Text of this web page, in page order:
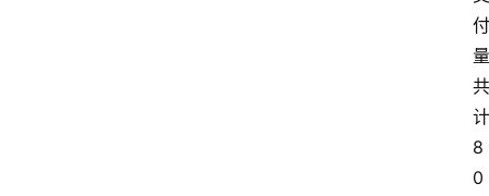
付
量
共
计
8
0